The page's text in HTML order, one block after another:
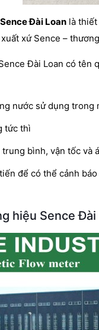
Đài Loanlà thiết
xứ Sence –
Đài Loan có tên
nước sử dụng trong
tức thì
bình, vận tốc và
để có thể cảnh
hiệu Sence Đài